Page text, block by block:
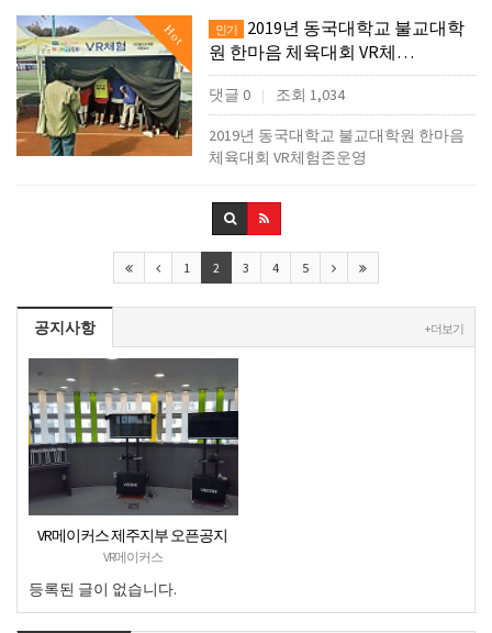
Hot 인기
2019년 동국대학교 불교대학
원 한마음 체육대회 VR체…
댓글 0 조회 1,034
2019년 동국대학교 불교대학원 한마음
체육대회 VR체험존운영
1 2 3 4 5
공지사항 + 더보기
VR메이커스 제주지부 오픈공지
VR메이커스
등록된 글이 없습니다.